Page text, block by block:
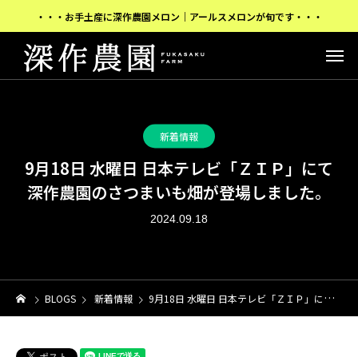
・・・お手土産に深作農園メロン｜アールスメロンが旬です・・・
新着情報
9月18日 水曜日 日本テレビ「ＺＩＰ」にて
深作農園のさつまいも畑が登場しました。
2024.09.18
BLOGS 新着情報 9月18日 水曜日 日本テレビ「ＺＩＰ」にて 深作農園のさつまいも畑が登場しました。